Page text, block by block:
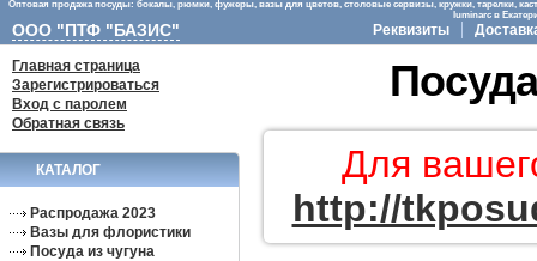
Оптовая продажа посуды: бокалы, рюмки, фужеры, вазы для цветов, столовые сервизы, кружки, тарелки,
luminarc в
ООО "ПТФ "БАЗИС" Реквизиты
Главная страница
Зарегистрироваться
Вход с паролем
Обратная связь
КАТАЛОГ
Распродажа 2023
Вазы для флористики
Посуда из чугуна
Для
http://